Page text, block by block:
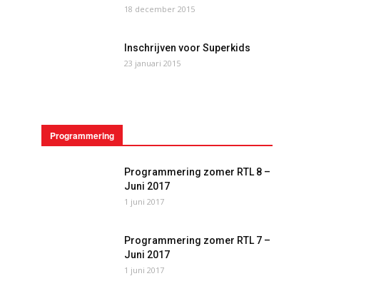
18 december 2015
Inschrijven voor Superkids
23 januari 2015
Programmering
Programmering zomer RTL 8 –
Juni 2017
1 juni 2017
Programmering zomer RTL 7 –
Juni 2017
1 juni 2017